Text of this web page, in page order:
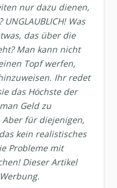
nur dazu dienen,
Was
das über die
Man kann nicht
Topf werfen,
Ihr redet
das Höchste der
Geld zu
für diejenigen,
kein realistisches
Probleme mit
Dieser Artikel